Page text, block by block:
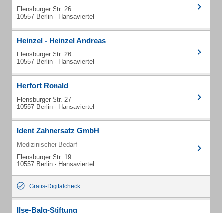
Flensburger Str. 26
10557 Berlin - Hansaviertel
Heinzel - Heinzel Andreas
Flensburger Str. 26
10557 Berlin - Hansaviertel
Herfort Ronald
Flensburger Str. 27
10557 Berlin - Hansaviertel
Ident Zahnersatz GmbH
Medizinischer Bedarf
Flensburger Str. 19
10557 Berlin - Hansaviertel
Gratis-Digitalcheck
Ilse-Balg-Stiftung